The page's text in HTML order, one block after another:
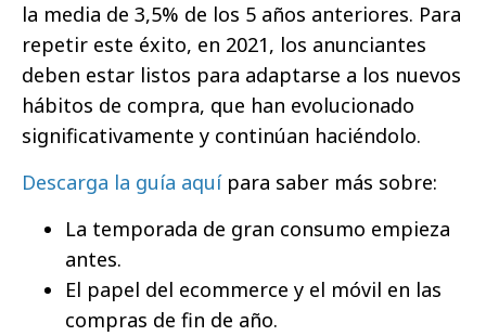
la media de 3,5% de los 5 años anteriores. Para
repetir este éxito, en 2021, los anunciantes
deben estar listos para adaptarse a los nuevos
hábitos de compra, que han evolucionado
significativamente y continúan haciéndolo.
Descarga la guía aquípara saber más sobre:
La temporada de gran consumo empieza
antes.
El papel del ecommerce y el móvil en las
compras de fin de año.